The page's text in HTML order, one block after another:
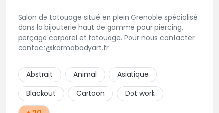
Salon de tatouage situé en plein Grenoble spécialisé
dans la bijouterie haut de gamme pour piercing,
perçage corporel et tatouage. Pour nous contacter :
contact@karmabodyart.fr
Abstrait Animal
Asiatique
Blackout
Cartoon
Dot work